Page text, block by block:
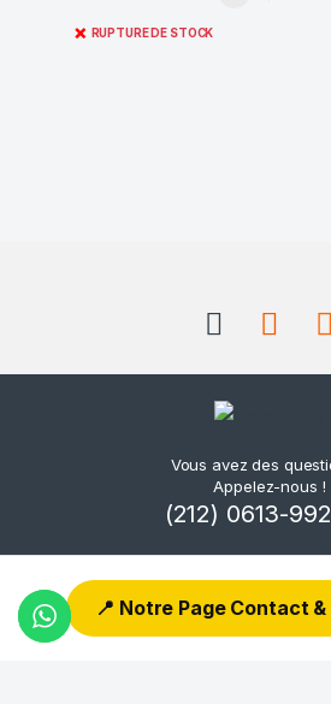
❌ RUPTURE DE STOCK
Vous avez des
Appelez-nous !
(212) 0613-
📍 Notre Page Contact